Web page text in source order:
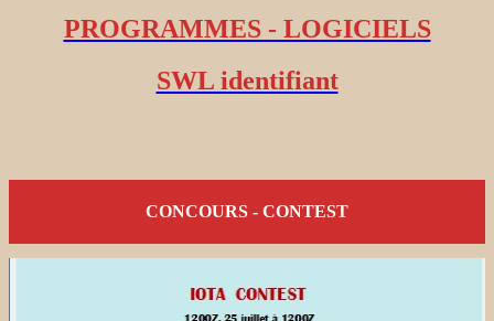
PROGRAMMES - LOGICIELS
SWL identifiant
CONCOURS - CONTEST